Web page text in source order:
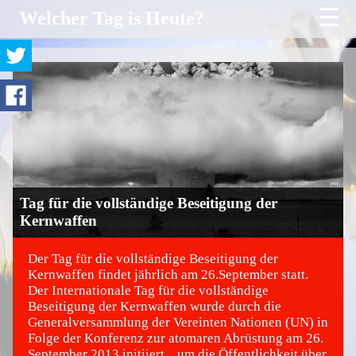
Welcher Tag is Heute? ☰
Tag für die vollständige Beseitigung der
Kernwaffen
©
Der Tag für die vollständige Beseitigung der
Kernwaffen findet jährlich am 26.September statt.
Der Internationale Tag für die vollständige
Beseitigung der Kernwaffen wurde durch die
Generalversammlung der Vereinten Nationen (UN) in
Folge der Konferenz zur atomaren Abrüstung am 26.